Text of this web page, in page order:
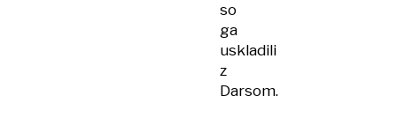
so
ga
uskladili
z
Darsom.